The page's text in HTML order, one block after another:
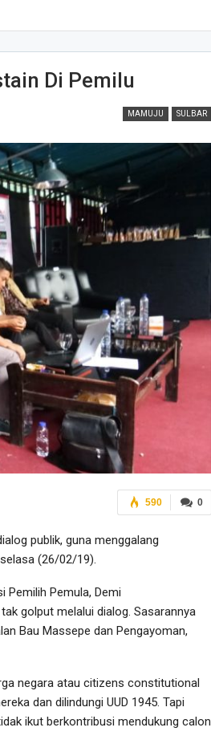
Di Pemilu
MAMUJU SULBAR
0
590
publik, guna menggalang
(26/02/19).
Pemilih Pemula, Demi
golput melalui dialog. Sasarannya
Bau Massepe dan Pengayoman,
negara atau citizens constitutional
dan dilindungi UUD 1945. Tapi
ikut berkontribusi mendukung calon